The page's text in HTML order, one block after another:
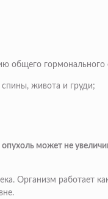
гормонального
живота и груди;
может не
Организм работает